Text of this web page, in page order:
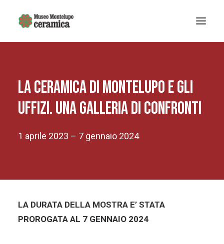
MUSEO DELLA CERAMICA
Museo Archeologico
Arte Contemporanea
Ricerca
La ceramica di Montelupo e gli
Uffizi. Una galleria di confronti
1 aprile 2023 – 7 gennaio 2024
LA DURATA DELLA MOSTRA E’ STATA
PROROGATA AL 7 GENNAIO 2024